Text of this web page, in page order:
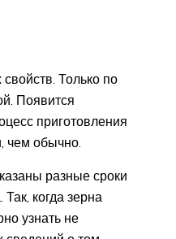
Только по
Появится
приготовления
чем обычно.
разные сроки
Так, когда зерна
узнать не